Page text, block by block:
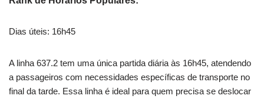
Dias úteis: 16h45
A linha 637.2 tem uma única partida diária às 16h45, atendendo
a passageiros com necessidades específicas de transporte no
final da tarde. Essa linha é ideal para quem precisa se deslocar